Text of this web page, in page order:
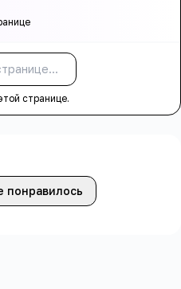
странице.
понравилось